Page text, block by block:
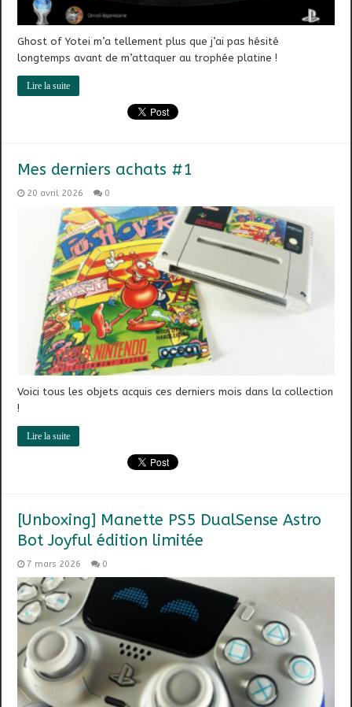
Ghost of Yotei m’a tellement plus que j’ai pas hésité
longtemps avant de m’attaquer au trophée platine !
Lire la suite
Mes derniers achats #1
20 avril 2026 0
Voici tous les objets acquis ces derniers mois dans la collection
!
Lire la suite
[Unboxing] Manette PS5 DualSense Astro
Bot Joyful édition limitée
7 mars 2026 0